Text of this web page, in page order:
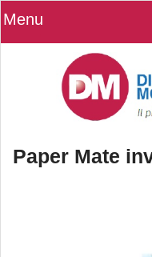
Menu
Paper Mate